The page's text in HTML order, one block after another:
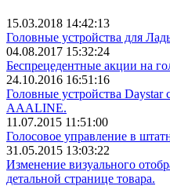
15.03.2018 14:42:13
Головные устройства для
04.08.2017 15:32:24
Беспрецедентные акции на
24.10.2016 16:51:16
Головные устройства Daystar
AAALINE.
11.07.2015 11:51:00
Голосовое управление в
31.05.2015 13:03:22
Изменение визуального
детальной странице товара.